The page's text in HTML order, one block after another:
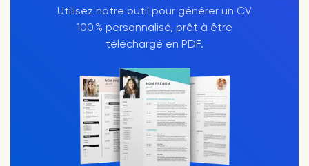
Utilisez notre outil pour générer un CV
100 % personnalisé, prêt à être
téléchargé en PDF.